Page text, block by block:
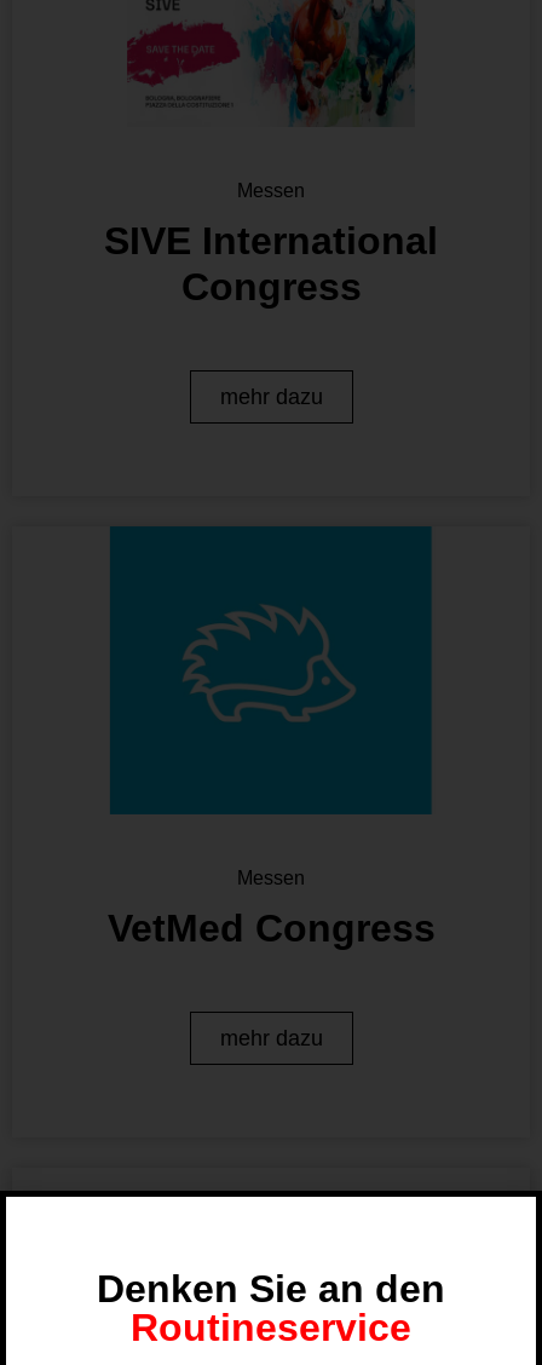
Messen
SIVE International
Congress
mehr dazu
Messen
VetMed Congress
mehr dazu
Denken Sie an den
Routineservice